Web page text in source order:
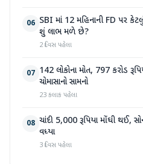
06 SBI માં 12 મહિનાની FD પર
શું લાભ મળે છે?
2 દિવસ પહેલા
07 142 લોકોના મોત, 797 કરોડ
ચોમાસાનો સામનો
23 કલાક પહેલા
08 ચાંદી 5,000 રૂપિયા મોંઘી થઈ,
વધ્યા
3 દિવસ પહેલા